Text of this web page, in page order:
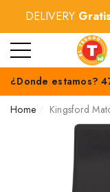
DELIVERY Gratis
¿Donde estamos?
Home Kingsford